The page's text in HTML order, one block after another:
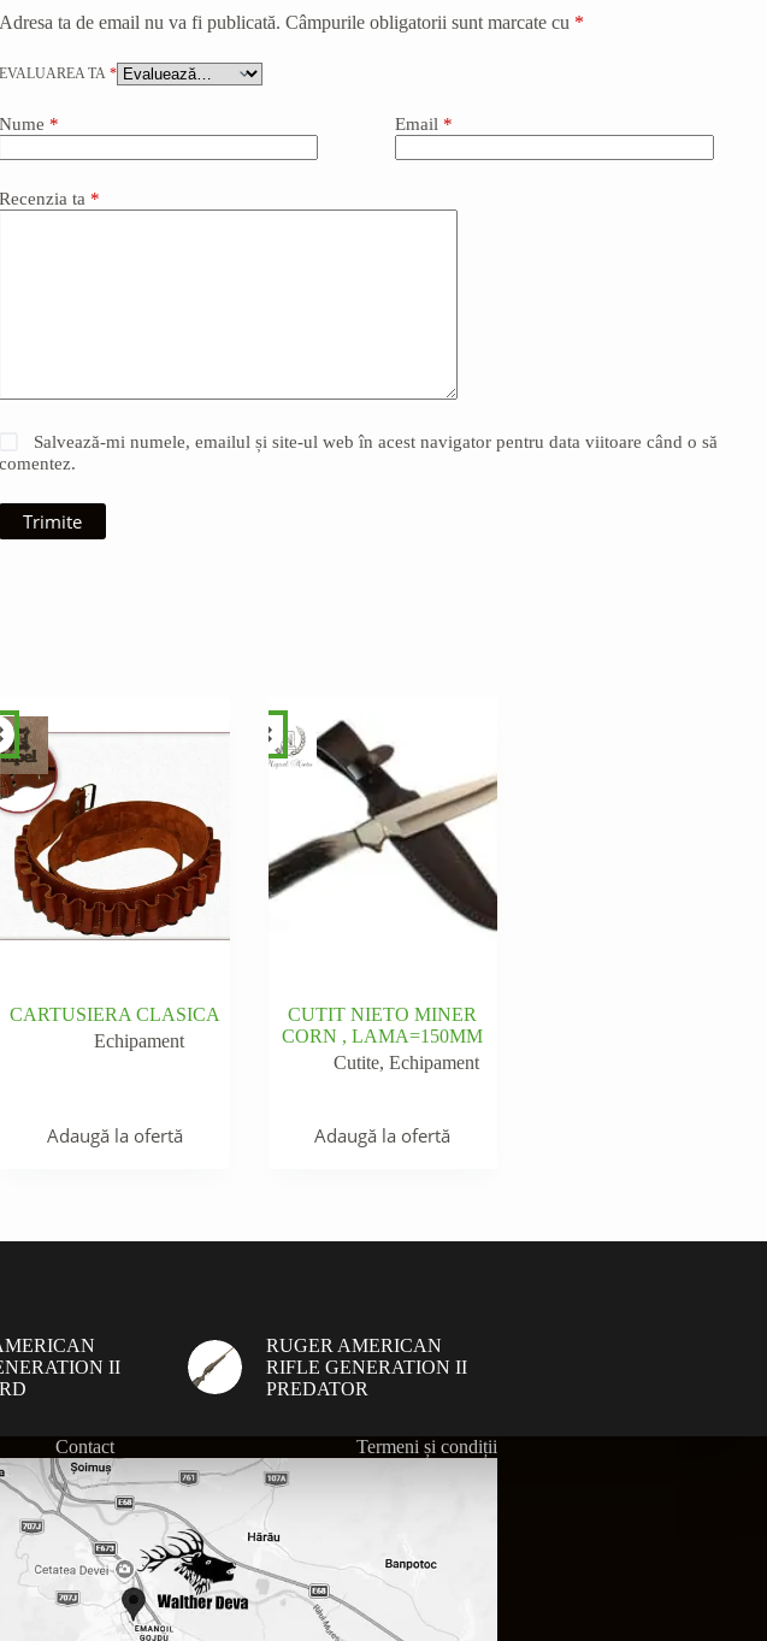
Adresa ta de email nu va fi publicată. Câmpurile obligatorii sunt marcate cu *
EVALUAREA TA *
Nume * Email *
Recenzia ta *
Salvează-mi numele, emailul și site-ul web în acest navigator pentru data viitoare când o să
comentez.
Trimite
CARTUSIERA CLASICA
Echipament
Adaugă la ofertă
CUTIT NIETO MINER
CORN , LAMA=150MM
Cutite,Echipament
Adaugă la ofertă
II
RUGER AMERICAN
RIFLE GENERATION II
PREDATOR
Contact
Termeni și condiții